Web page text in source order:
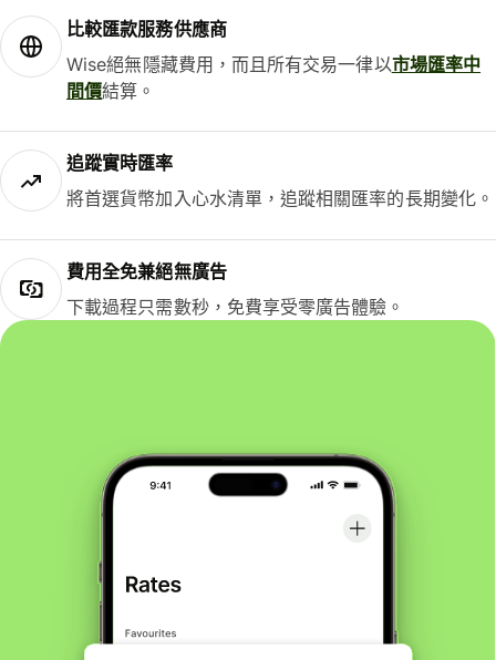
比較匯款服務供應商
Wise絕無隱藏費用，而且所有交易一律以市場匯率中
間價結算。
追蹤實時匯率
將首選貨幣加入心水清單，追蹤相關匯率的長期變化。
費用全免兼絕無廣告
下載過程只需數秒，免費享受零廣告體驗。